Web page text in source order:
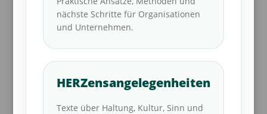
nächste Schritte für Organisationen
und Unternehmen.
HERZensangelegenheiten
Texte über Haltung, Kultur, Sinn und